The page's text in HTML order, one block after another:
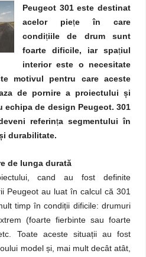
Peugeot 301 este destinat
acelor piețe în care
condițiile de drum sunt
foarte dificile, iar spațiul
interior este o necesitate
motivul pentru care aceste
de pornire a proiectului și
echipa de design Peugeot. 301
referința segmentului în
i durabilitate.
de lunga durată
cand au fost definite
Peugeot au luat în calcul că 301
timp în condiții dificile: drumuri
(foarte fierbinte sau foarte
Toate aceste situații au fost
model și, mai mult decât atât,